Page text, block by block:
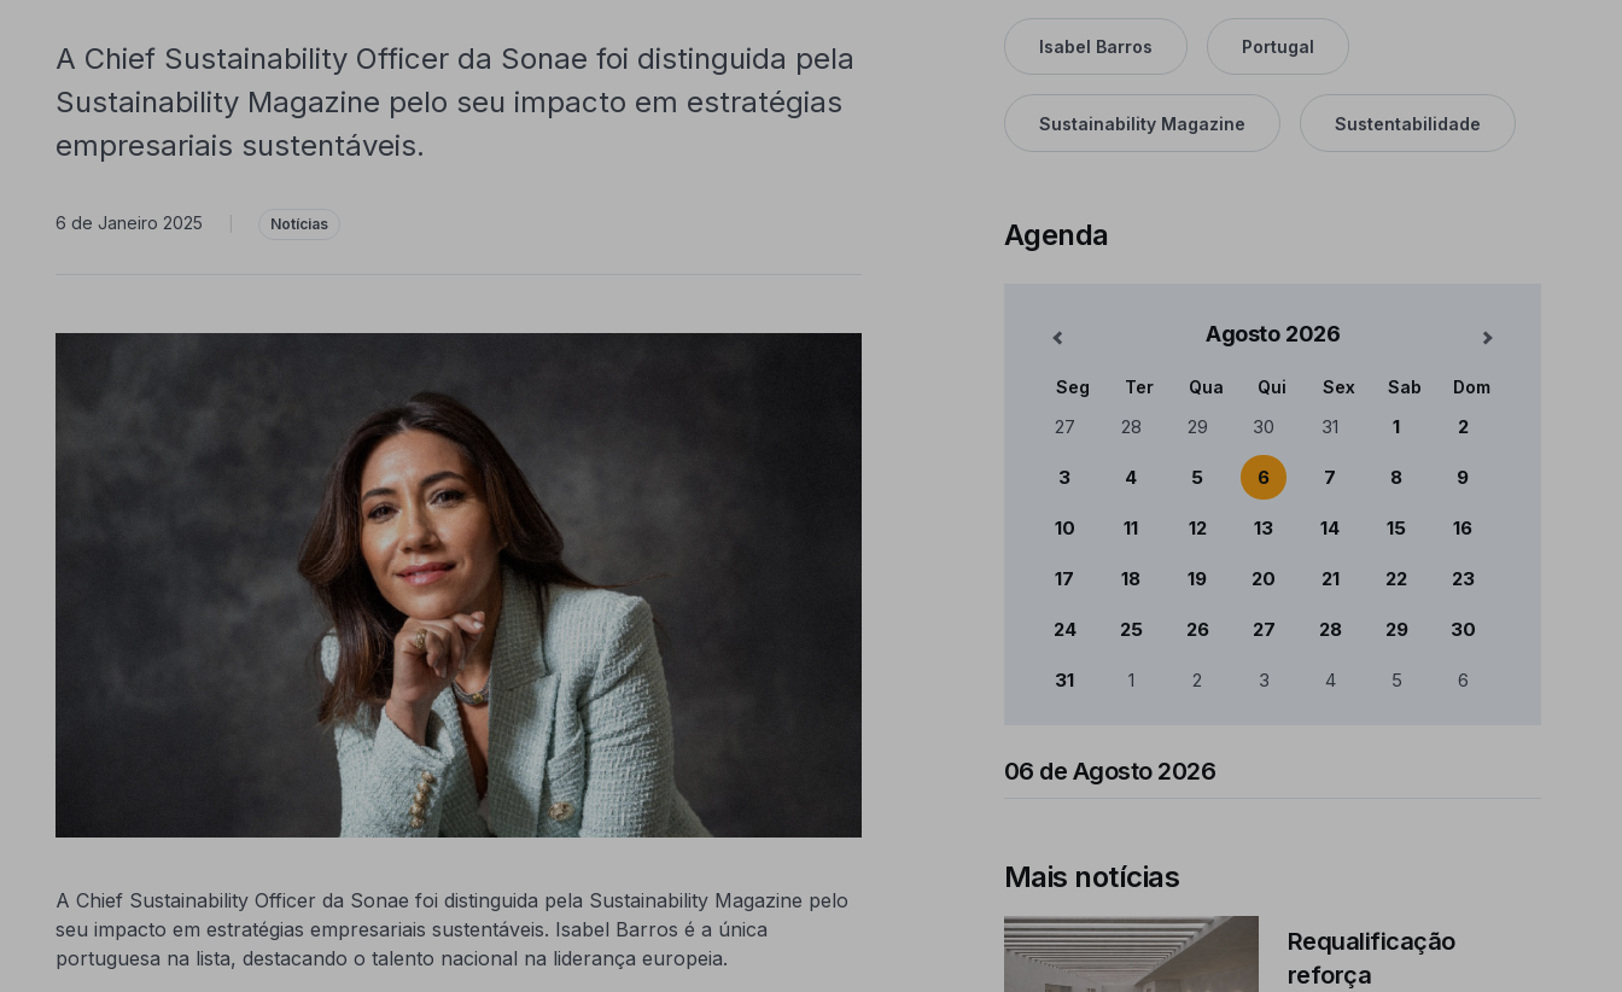
A Chief Sustainability Officer da Sonae foi distinguida pela
Sustainability Magazine pelo seu impacto em estratégias
empresariais sustentáveis.
6 de Janeiro 2025 Notícias
A Chief Sustainability Officer da Sonae foi distinguida pela Sustainability Magazine pelo
seu impacto em estratégias empresariais sustentáveis. Isabel Barros é a única
portuguesa na lista, destacando o talento nacional na liderança europeia.
Isabel Barros Portugal
Sustainability Magazine Sustentabilidade
Agenda
Agosto 2026
Mês Anterior Mês Seguinte
Calendário
Seg Ter Qua Qui Sex Sab Dom
27 28 29 30 31 1 2
3 4 5 6 7 8 9
10 11 12 13 14 15 16
17 18 19 20 21 22 23
24 25 26 27 28 29 30
31 1 2 3 4 5 6
06 de Agosto 2026
Mais notícias
Requalificação
reforça